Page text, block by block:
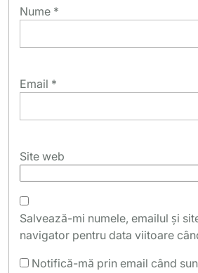
Nume *
Email *
Site web
Salvează-mi numele, emailul și
navigator pentru data viitoare
Notifică-mă prin email când